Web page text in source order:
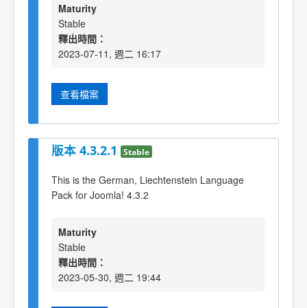
Maturity
Stable
釋出時間：
2023-07-11, 週二 16:17
查看檔案
版本 4.3.2.1 Stable
This is the German, Liechtenstein Language
Pack for Joomla! 4.3.2
Maturity
Stable
釋出時間：
2023-05-30, 週二 19:44